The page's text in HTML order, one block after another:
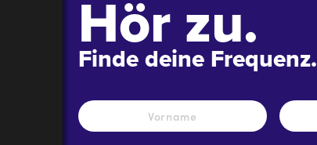
Hör zu.
Finde deine Frequenz.
Name *
Vorname